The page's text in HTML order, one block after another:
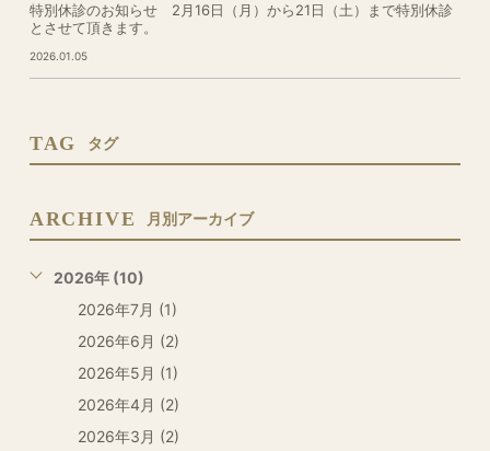
特別休診のお知らせ 2月16日（月）から21日（土）まで特別休診
とさせて頂きます。
2026.01.05
TAG タグ
ARCHIVE 月別アーカイブ
2026年 (10)
2026年7月 (1)
2026年6月 (2)
2026年5月 (1)
2026年4月 (2)
2026年3月 (2)